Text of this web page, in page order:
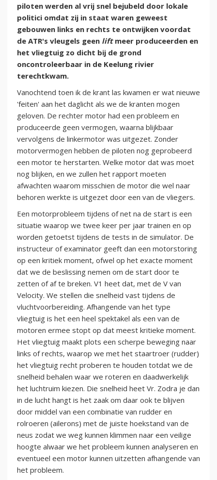
piloten werden al vrij snel bejubeld door lokale
politici omdat zij in staat waren geweest
gebouwen links en rechts te ontwijken voordat
de ATR's vleugels geen liftmeer produceerden en
het vliegtuig zo dicht bij de grond
oncontroleerbaar in de Keelung rivier
terechtkwam.
Vanochtend toen ik de krant las kwamen er wat nieuwe
'feiten' aan het daglicht als we de kranten mogen
geloven. De rechter motor had een probleem en
produceerde geen vermogen, waarna blijkbaar
vervolgens de linkermotor was uitgezet. Zonder
motorvermogen hebben de piloten nog geprobeerd
een motor te herstarten. Welke motor dat was moet
nog blijken, en we zullen het rapport moeten
afwachten waarom misschien de motor die wel naar
behoren werkte is uitgezet door een van de vliegers.
Een motorprobleem tijdens of net na de start is een
situatie waarop we twee keer per jaar trainen en op
worden getoetst tijdens de tests in de simulator. De
instructeur of examinator geeft dan een motorstoring
op een kritiek moment, ofwel op het exacte moment
dat we de beslissing nemen om de start door te
zetten of af te breken. V1 heet dat, met de V van
Velocity. We stellen die snelheid vast tijdens de
vluchtvoorbereiding. Afhangende van het type
vliegtuig is het een heel spektakel als een van de
motoren ermee stopt op dat meest kritieke moment.
Het vliegtuig maakt plots een scherpe beweging naar
links of rechts, waarop we met het staartroer (rudder)
het vliegtuig recht proberen te houden totdat we de
snelheid behalen waar we roteren en daadwerkelijk
het luchtruim kiezen. Die snelheid heet Vr. Zodra je dan
in de lucht hangt is het zaak om daar ook te blijven
door middel van een combinatie van rudder en
rolroeren (ailerons) met de juiste hoekstand van de
neus zodat we weg kunnen klimmen naar een veilige
hoogte alwaar we het probleem kunnen analyseren en
eventueel een motor kunnen uitzetten afhangende van
het probleem.